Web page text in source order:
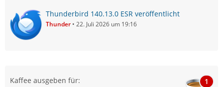
Thunderbird 140.13.0 ESR veröffentlicht
Thunder 22. Juli 2026 um 19:16
Kaffee ausgeben für: 1